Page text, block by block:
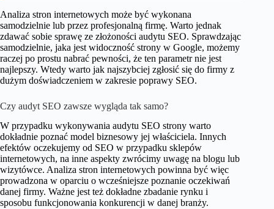
Analiza stron internetowych może być wykonana
samodzielnie lub przez profesjonalną firmę. Warto jednak
zdawać sobie sprawę ze złożoności audytu SEO. Sprawdzając
samodzielnie, jaka jest widoczność strony w Google, możemy
raczej po prostu nabrać pewności, że ten parametr nie jest
najlepszy. Wtedy warto jak najszybciej zgłosić się do firmy z
dużym doświadczeniem w zakresie poprawy SEO.
Czy audyt SEO zawsze wygląda tak samo?
W przypadku wykonywania audytu SEO strony warto
dokładnie poznać model biznesowy jej właściciela. Innych
efektów oczekujemy od SEO w przypadku sklepów
internetowych, na inne aspekty zwrócimy uwagę na blogu lub
wizytówce. Analiza stron internetowych powinna być więc
prowadzona w oparciu o wcześniejsze poznanie oczekiwań
danej firmy. Ważne jest też dokładne zbadanie rynku i
sposobu funkcjonowania konkurencji w danej branży.